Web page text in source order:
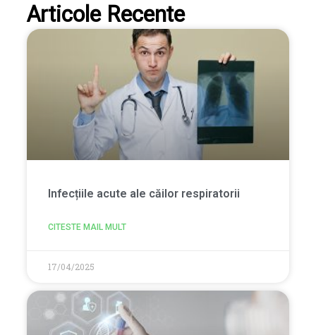
Articole Recente
Infecțiile acute ale căilor respiratorii
CITESTE MAIL MULT
17/04/2025